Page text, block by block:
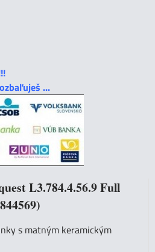
...
L3.784.4.56.9 Full
s matným keramickým